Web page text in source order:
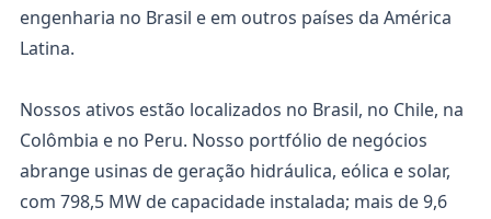
engenharia no Brasil e em outros países da América
Latina.
Nossos ativos estão localizados no Brasil, no Chile, na
Colômbia e no Peru. Nosso portfólio de negócios
abrange usinas de geração hidráulica, eólica e solar,
com 798,5 MW de capacidade instalada; mais de 9,6